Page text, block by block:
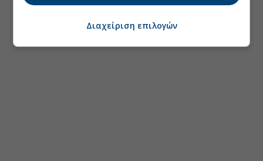
Διαχείριση επιλογών